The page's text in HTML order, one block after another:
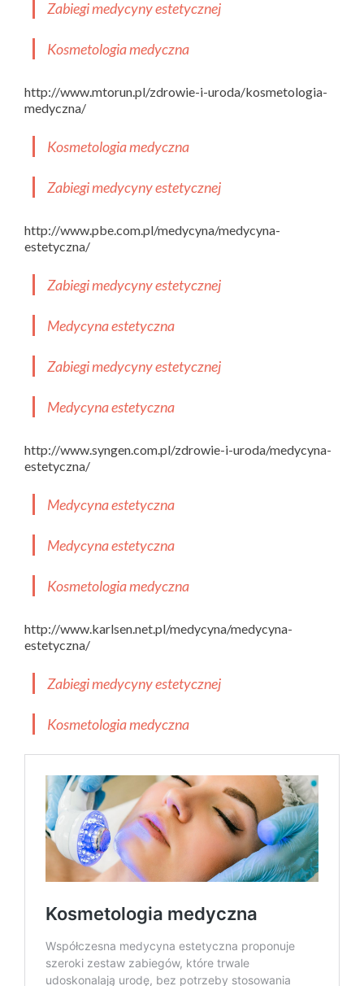
Zabiegi medycyny estetycznej
Kosmetologia medyczna
http://www.mtorun.pl/zdrowie-i-uroda/kosmetologia-
medyczna/
Kosmetologia medyczna
Zabiegi medycyny estetycznej
http://www.pbe.com.pl/medycyna/medycyna-
estetyczna/
Zabiegi medycyny estetycznej
Medycyna estetyczna
Zabiegi medycyny estetycznej
Medycyna estetyczna
http://www.syngen.com.pl/zdrowie-i-uroda/medycyna-
estetyczna/
Medycyna estetyczna
Medycyna estetyczna
Kosmetologia medyczna
http://www.karlsen.net.pl/medycyna/medycyna-
estetyczna/
Zabiegi medycyny estetycznej
Kosmetologia medyczna